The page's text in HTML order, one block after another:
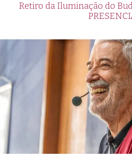
Retiro da Iluminação do